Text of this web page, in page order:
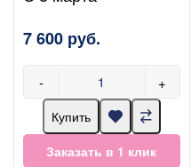
7 600 руб.
- +
Купить
Заказать в 1 клик